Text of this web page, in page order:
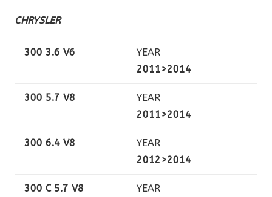
CHRYSLER
300 3.6 V6
YEAR
2011>2014
300 5.7 V8
YEAR
2011>2014
300 6.4 V8
YEAR
2012>2014
300 C 5.7 V8
YEAR